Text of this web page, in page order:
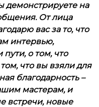
демонстрируете на
От лица
вас за то, что
интервью,
о том, что
что вы взяли для
благодарность –
мастерам, и
встречи, новые